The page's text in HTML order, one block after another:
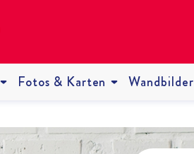
Fotos & Karten Wandbilder